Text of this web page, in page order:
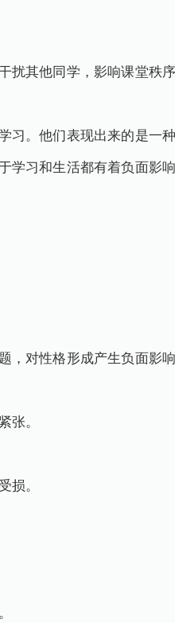
其他同学，影响课堂秩序
。他们表现出来的是一种
习和生活都有着负面影响
对性格形成产生负面影响
张。
损。